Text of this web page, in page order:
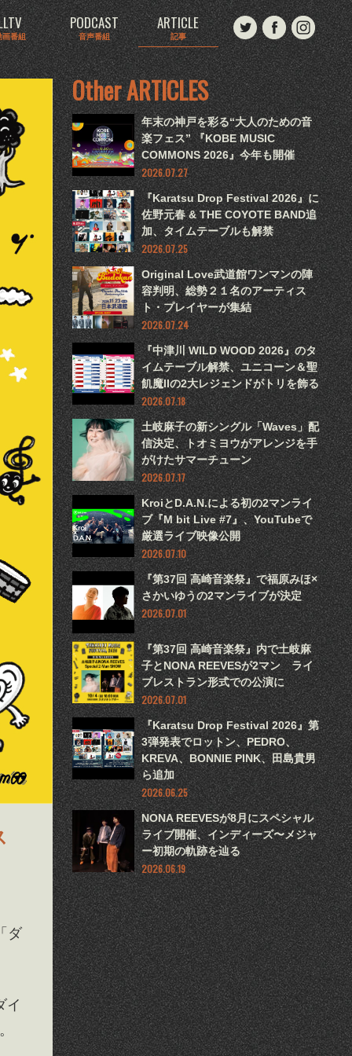
画番組
PODCAST
音声番組
ARTICLE
記事
ダ
イ
Other ARTICLES
年末の神戸を彩る“大人のための音
楽フェス” 『KOBE MUSIC
COMMONS 2026』今年も開催
2026.07.27
『Karatsu Drop Festival 2026』に
佐野元春 & THE COYOTE BAND追
加、タイムテーブルも解禁
2026.07.25
Original Love武道館ワンマンの陣
容判明、総勢２１名のアーティス
ト・プレイヤーが集結
2026.07.24
『中津川 WILD WOOD 2026』のタ
イムテーブル解禁、ユニコーン＆聖
飢魔IIの2大レジェンドがトリを飾る
2026.07.18
土岐麻子の新シングル「Waves」配
信決定、トオミヨウがアレンジを手
がけたサマーチューン
2026.07.17
KroiとD.A.N.による初の2マンライ
ブ『M bit Live #7』、YouTubeで
厳選ライブ映像公開
2026.07.10
『第37回 高崎音楽祭』で福原みほ×
さかいゆうの2マンライブが決定
2026.07.01
『第37回 高崎音楽祭』内で土岐麻
子とNONA REEVESが2マン ライ
ブレストラン形式での公演に
2026.07.01
『Karatsu Drop Festival 2026』第
3弾発表でロットン、PEDRO、
KREVA、BONNIE PINK、田島貴男
ら追加
2026.06.25
NONA REEVESが8月にスペシャル
ライブ開催、インディーズ〜メジャ
ー初期の軌跡を辿る
2026.06.19